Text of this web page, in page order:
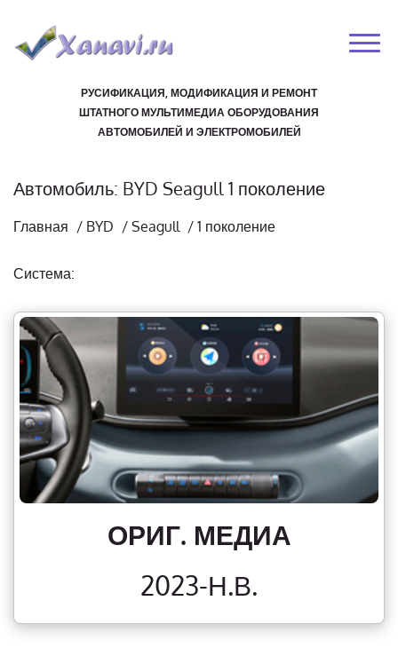
РУСИФИКАЦИЯ, МОДИФИКАЦИЯ И РЕМОНТ
ШТАТНОГО МУЛЬТИМЕДИА ОБОРУДОВАНИЯ
АВТОМОБИЛЕЙ И ЭЛЕКТРОМОБИЛЕЙ
Автомобиль: BYD Seagull 1 поколение
Главная / BYD / Seagull / 1 поколение
Система:
ОРИГ. МЕДИА
2023-Н.В.